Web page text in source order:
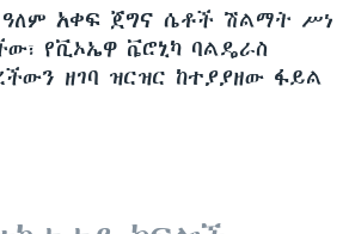
ዓለም አቀፍ ጀግና ሴቶች ሽልማት ሥነ
የቪኦኤዋ ቬሮኒካ ባልዴራስ
ዘገባ ዝርዝር ከተያያዘው ፋይል